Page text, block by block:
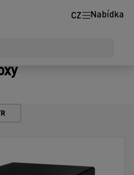
Nabídka
CZ